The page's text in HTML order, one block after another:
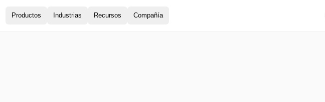
Productos Industrias Recursos Compañía